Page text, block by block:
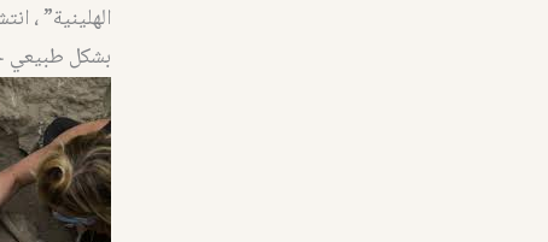
الهلينية” ،
بشكل طبيعي